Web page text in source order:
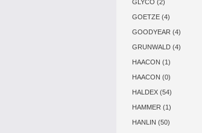
GLYCO (2)
GOETZE (4)
GOODYEAR (4)
GRUNWALD (4)
HAACON (1)
HAACON (0)
HALDEX (54)
HAMMER (1)
HANLIN (50)